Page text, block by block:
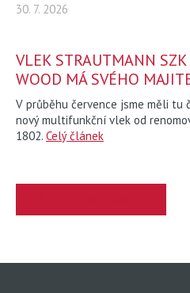
30. 7. 2026
VLEK STRAUTMANN
WOOD MÁ SVÉHO
V průběhu července jsme měli tu
nový multifunkční vlek od
1802. Celý článek